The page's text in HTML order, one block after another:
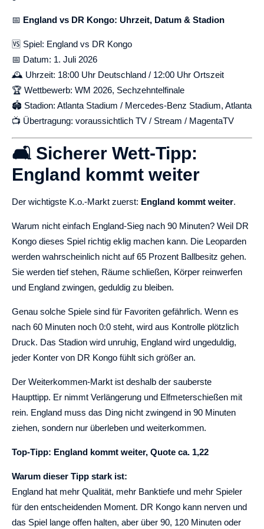
📅 England vs DR Kongo: Uhrzeit, Datum & Stadion
🆚 Spiel: England vs DR Kongo
📅 Datum: 1. Juli 2026
🕰️ Uhrzeit: 18:00 Uhr Deutschland / 12:00 Uhr Ortszeit
🏆 Wettbewerb: WM 2026, Sechzehntelfinale
🏟️ Stadion: Atlanta Stadium / Mercedes-Benz Stadium, Atlanta
📺 Übertragung: voraussichtlich TV / Stream / MagentaTV
🛋️ Sicherer Wett-Tipp:
England kommt weiter
Der wichtigste K.o.-Markt zuerst: England kommt weiter.
Warum nicht einfach England-Sieg nach 90 Minuten? Weil DR
Kongo dieses Spiel richtig eklig machen kann. Die Leoparden
werden wahrscheinlich nicht auf 65 Prozent Ballbesitz gehen.
Sie werden tief stehen, Räume schließen, Körper reinwerfen
und England zwingen, geduldig zu bleiben.
Genau solche Spiele sind für Favoriten gefährlich. Wenn es
nach 60 Minuten noch 0:0 steht, wird aus Kontrolle plötzlich
Druck. Das Stadion wird unruhig, England wird ungeduldig,
jeder Konter von DR Kongo fühlt sich größer an.
Der Weiterkommen-Markt ist deshalb der sauberste
Haupttipp. Er nimmt Verlängerung und Elfmeterschießen mit
rein. England muss das Ding nicht zwingend in 90 Minuten
ziehen, sondern nur überleben und weiterkommen.
Top-Tipp: England kommt weiter, Quote ca. 1,22
Warum dieser Tipp stark ist:
England hat mehr Qualität, mehr Banktiefe und mehr Spieler
für den entscheidenden Moment. DR Kongo kann nerven und
das Spiel lange offen halten, aber über 90, 120 Minuten oder